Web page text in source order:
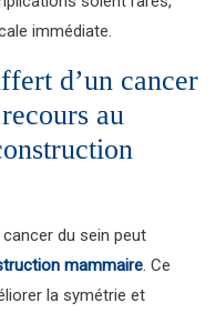
immédiate.
d’un cancer
au
du sein peut
mammaire. Ce
la symétrie et